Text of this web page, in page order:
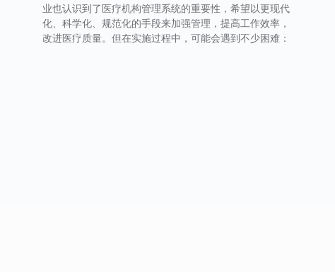
业也认识到了医疗机构管理系统的重要性，希望以更现代
化、科学化、规范化的手段来加强管理，提高工作效率，
改进医疗质量。但在实施过程中，可能会遇到不少困难：